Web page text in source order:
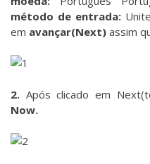
método de entrada:
em avançar(Next) assim
2. Após clicado em
Now.